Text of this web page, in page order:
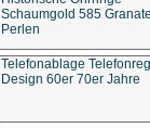
Schaumgold 585
Perlen
Telefonablage
Design 60er 70er Jahre